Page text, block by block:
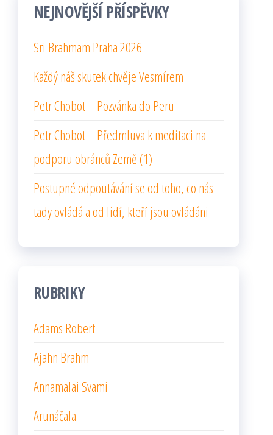
NEJNOVĚJŠÍ PŘÍSPĚVKY
Sri Brahmam Praha 2026
Každý náš skutek chvěje Vesmírem
Petr Chobot – Pozvánka do Peru
Petr Chobot – Předmluva k meditaci na
podporu obránců Země (1)
Postupné odpoutávání se od toho, co nás
tady ovládá a od lidí, kteří jsou ovládáni
RUBRIKY
Adams Robert
Ajahn Brahm
Annamalai Svami
Arunáčala